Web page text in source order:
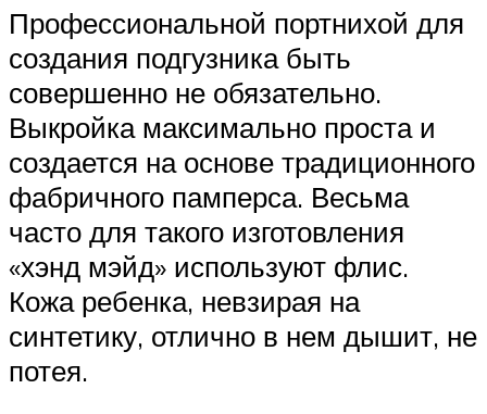
Профессиональной портнихой для
создания подгузника быть
совершенно не обязательно.
Выкройка максимально проста и
создается на основе традиционного
фабричного памперса. Весьма
часто для такого изготовления
«хэнд мэйд» используют флис.
Кожа ребенка, невзирая на
синтетику, отлично в нем дышит, не
потея.